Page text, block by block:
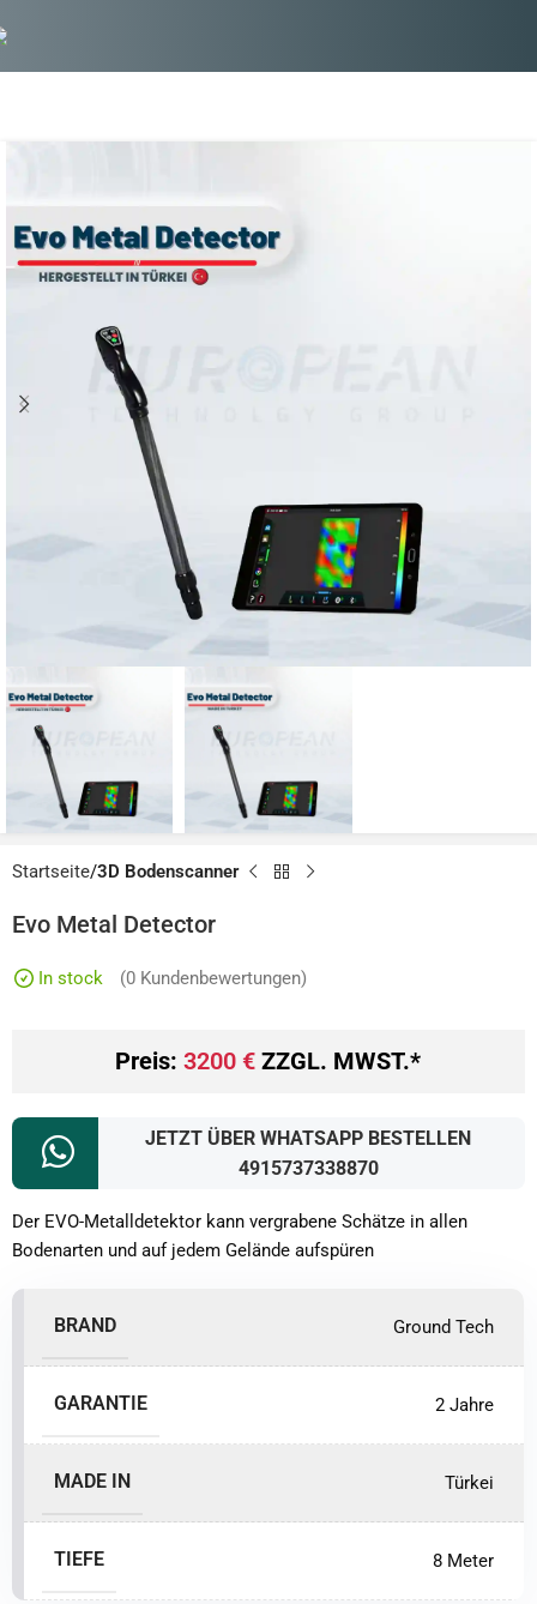
Startseite 3D Bodenscanner
Evo Metal Detector
In stock (0 Kundenbewertungen)
Preis:3200€ ZZGL. MWST.*
JETZT ÜBER WHATSAPP BESTELLEN
4915737338870
Der EVO-Metalldetektor kann vergrabene Schätze in allen
Bodenarten und auf jedem Gelände aufspüren
BRAND Ground Tech
GARANTIE 2 Jahre
MADE IN Türkei
TIEFE 8 Meter